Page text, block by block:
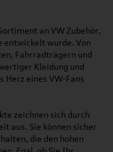
an VW Zubehör,
entwickelt wurde. Von
Fahrradträgern und
Kleidung und
Herz eines VW-Fans
zeichnen sich durch
aus. Sie können sicher
die den hohen